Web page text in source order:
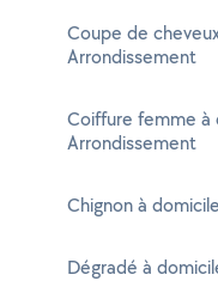
Coupe de
Arrondissement
Coiffure femme à
Arrondissement
Chignon à
Dégradé à